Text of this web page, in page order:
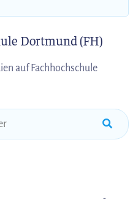
Dortmund (FH)
auf Fachhochschule